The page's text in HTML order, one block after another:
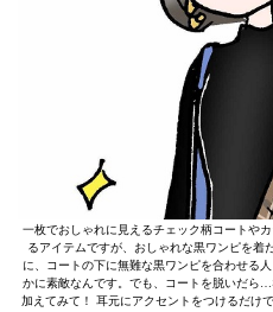
一枚でおしゃれに見えるチェック柄コートや
るアイテムですが、おしゃれな黒ワンピを着
に、コートの下に無難な黒ワンピを合わせる
かに素敵なんです。でも、コートを脱いだら
加えてみて！ 耳元にアクセントをつけるだけ